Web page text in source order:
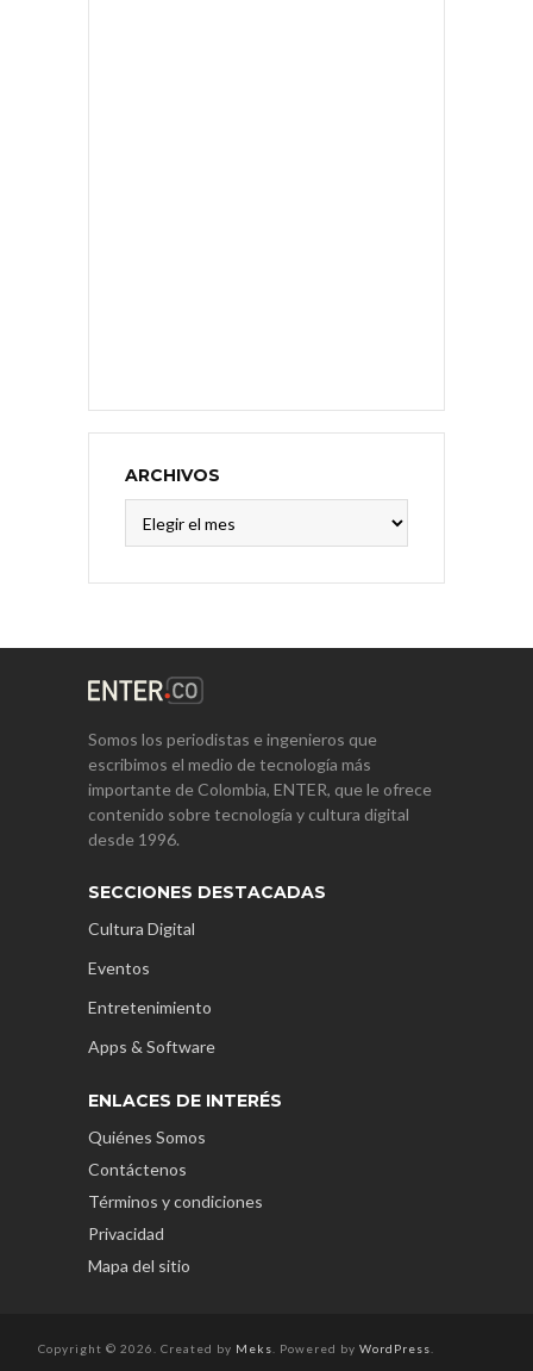
ARCHIVOS
Somos los periodistas e ingenieros que
escribimos el medio de tecnología más
importante de Colombia, ENTER, que le ofrece
contenido sobre tecnología y cultura digital
desde 1996.
SECCIONES DESTACADAS
Cultura Digital
Eventos
Entretenimiento
Apps & Software
ENLACES DE INTERÉS
Quiénes Somos
Contáctenos
Términos y condiciones
Privacidad
Mapa del sitio
Copyright © 2026. Created by Meks . Powered by WordPress